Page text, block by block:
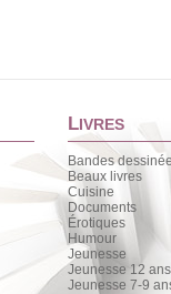
LIVRES
Bandes
Beaux livres
Cuisine
Documents
Érotiques
Humour
Jeunesse
Jeunesse 12
Jeunesse 7-9